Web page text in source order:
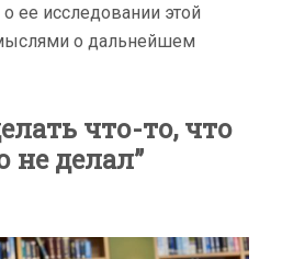
ее исследовании этой
о дальнейшем
что-то, что
не делал”